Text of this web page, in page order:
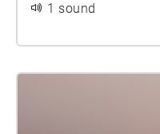
1 sound